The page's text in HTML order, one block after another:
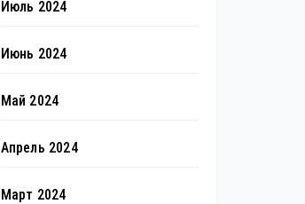
Июль 2024
Июнь 2024
Май 2024
Апрель 2024
Март 2024